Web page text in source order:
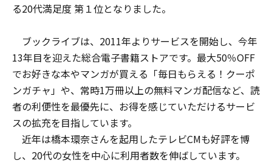
る20代満足度 第１位となりました。
ブックライブは、2011年よりサービスを開始し、今年
13年目を迎えた総合電子書籍ストアです。最大50％OFF
でお好きな本やマンガが買える「毎日もらえる！クーポ
ンガチャ」や、常時1万冊以上の無料マンガ配信など、読
者の利便性を最優先に、お得を感じていただけるサービ
スの拡充を目指しています。
近年は橋本環奈さんを起用したテレビCMも好評を博
し、20代の女性を中心に利用者数を伸ばしています。